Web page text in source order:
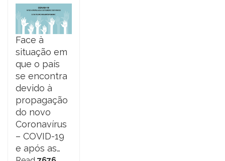
Face à
situação em
que o país
se encontra
devido à
propagação
do novo
Coronavírus
– COVID-19
e após as…